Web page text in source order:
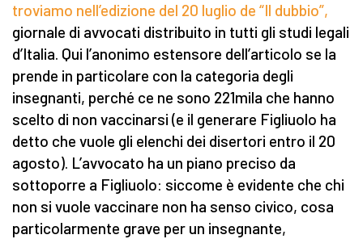
troviamo nell’edizione del 20 luglio de “Il dubbio”,
giornale di avvocati distribuito in tutti gli studi legali
d’Italia. Qui l’anonimo estensore dell’articolo se la
prende in particolare con la categoria degli
insegnanti, perché ce ne sono 221mila che hanno
scelto di non vaccinarsi (e il generare Figliuolo ha
detto che vuole gli elenchi dei disertori entro il 20
agosto). L’avvocato ha un piano preciso da
sottoporre a Figliuolo: siccome è evidente che chi
non si vuole vaccinare non ha senso civico, cosa
particolarmente grave per un insegnante,